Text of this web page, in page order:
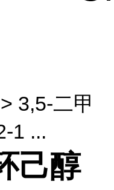
> 3,5-二甲
1 ...
己醇